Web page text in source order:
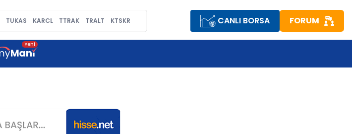
TUKAS KARCL TTRAK TRALT KTSKR CANLI BORSA FORUM